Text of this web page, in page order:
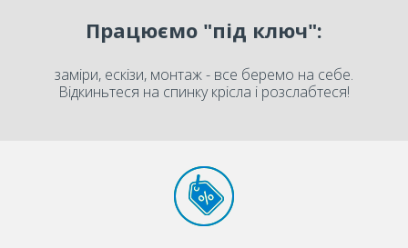
Працюємо "під ключ":
заміри, ескізи, монтаж - все беремо на себе.
Відкиньтеся на спинку крісла і розслабтеся!